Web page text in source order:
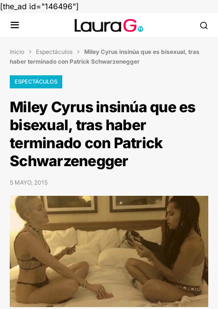
[the_ad id="146496"]
Inicio  Espectáculos  Miley Cyrus insinúa que es bisexual, tras
haber terminado con Patrick Schwarzenegger
ESPECTÁCULOS
Miley Cyrus insinúa que es
bisexual, tras haber
terminado con Patrick
Schwarzenegger
5 MAYO, 2015